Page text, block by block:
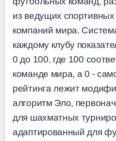
из ведущих
компаний мира.
каждому клубу
0 до 100, где 100
команде мира, а 0 -
рейтинга лежит
алгоритм Эло,
для шахматных
адаптированный для